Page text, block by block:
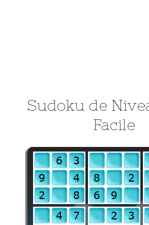
Sudoku de
Facile